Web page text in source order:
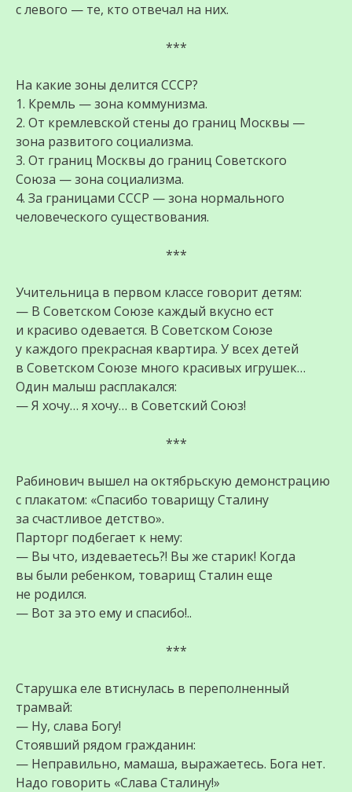
с левого — те, кто отвечал на них.
***
На какие зоны делится СССР?
1. Кремль — зона коммунизма.
2. От кремлевской стены до границ Москвы —
зона развитого социализма.
3. От границ Москвы до границ Советского
Союза — зона социализма.
4. За границами СССР — зона нормального
человеческого существования.
***
Учительница в первом классе говорит детям:
— В Советском Союзе каждый вкусно ест
и красиво одевается. В Советском Союзе
у каждого прекрасная квартира. У всех детей
в Советском Союзе много красивых игрушек…
Один малыш расплакался:
— Я хочу… я хочу… в Советский Союз!
***
Рабинович вышел на октябрьскую демонстрацию
с плакатом: «Спасибо товарищу Сталину
за счастливое детство».
Парторг подбегает к нему:
— Вы что, издеваетесь?! Вы же старик! Когда
вы были ребенком, товарищ Сталин еще
не родился.
— Вот за это ему и спасибо!..
***
Старушка еле втиснулась в переполненный
трамвай:
— Ну, слава Богу!
Стоявший рядом гражданин:
— Неправильно, мамаша, выражаетесь. Бога нет.
Надо говорить «Слава Сталину!»